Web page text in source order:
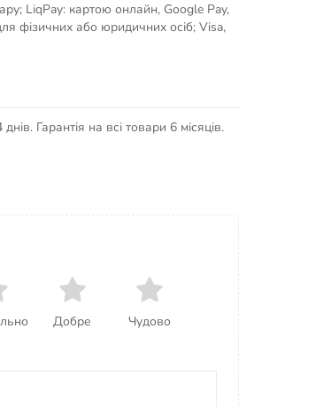
LiqPay: картою онлайн, Google Pay,
фізичних або юридичних осіб; Visa,
Гарантія на всі товари 6 місяців.
Добре Чудово